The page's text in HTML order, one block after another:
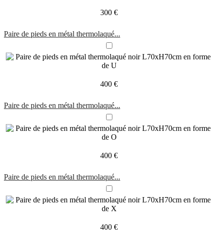
300 €
Paire de pieds en métal thermolaqué...
400 €
Paire de pieds en métal thermolaqué...
400 €
Paire de pieds en métal thermolaqué...
400 €